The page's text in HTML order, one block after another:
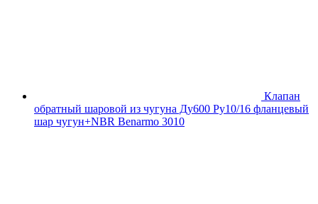
Клапан
обратный шаровой из чугуна Ду600 Ру10/16 фланцевый
шар чугун+NBR Benarmo 3010